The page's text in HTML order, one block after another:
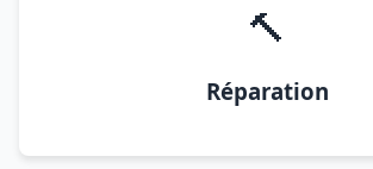
🔨
Réparation